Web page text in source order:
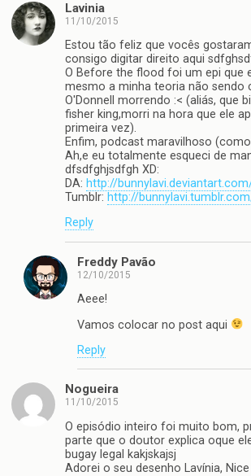
Lavinia
11/10/2015
Estou tão feliz que vocês
consigo digitar direito aqui
O Before the flood foi um epi que
mesmo a minha teoria não sendo
O'Donnell morrendo :< (aliás, que
fisher king,morri na hora que ele
primeira vez).
Enfim, podcast maravilhoso
Ah,e eu totalmente esqueci de
dfsdfghjsdfgh XD:
DA: http://
Tumblr: http://
Reply
Freddy Pavão
12/10/2015
Aeee!
Vamos colocar no post aqui
Reply
Nogueira
11/10/2015
O episódio inteiro foi muito bom,
parte que o doutor explica oque
bugay legal kakjskajsj
Adorei o seu desenho Lavínia,